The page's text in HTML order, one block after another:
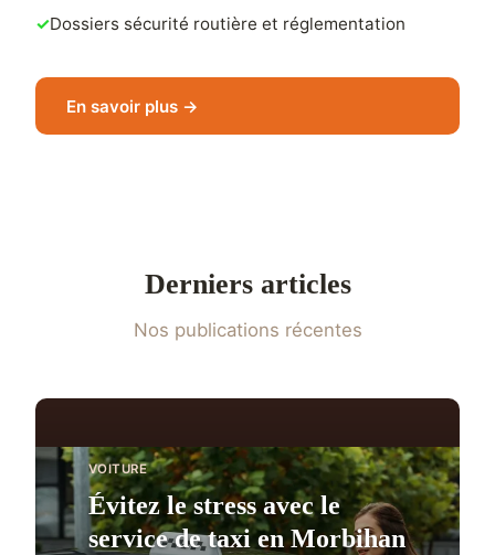
Dossiers sécurité routière et réglementation
En savoir plus →
Derniers articles
Nos publications récentes
VOITURE
Évitez le stress avec le
service de taxi en Morbihan